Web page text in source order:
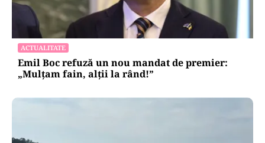
ACTUALITATE
Emil Boc refuză un nou mandat de premier:
„Mulțam fain, alții la rând!”